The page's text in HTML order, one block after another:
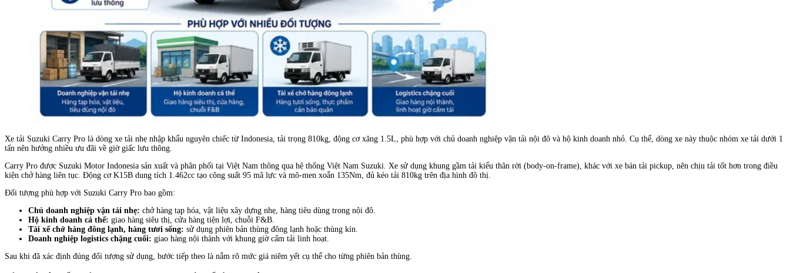
Xe tải Suzuki Carry Pro là dòng xe tải nhẹ nhập khẩu nguyên chiếc từ Indonesia, tải trọng 810kg, động cơ xăng 1.5L, phù hợp với chủ doanh nghiệp vận tải nội đô và hộ kinh doanh nhỏ. Cụ thể, dòng xe này thuộc nhóm xe tải dưới 1
tấn nên hưởng nhiều ưu đãi về giờ giấc lưu thông.
Carry Pro được Suzuki Motor Indonesia sản xuất và phân phối tại Việt Nam thông qua hệ thống Việt Nam Suzuki. Xe sử dụng khung gầm tải kiểu thân rời (body-on-frame), khác với xe bán tải pickup, nên chịu tải tốt hơn trong điều
kiện chở hàng liên tục. Động cơ K15B dung tích 1.462cc tạo công suất 95 mã lực và mô-men xoắn 135Nm, đủ kéo tải 810kg trên địa hình đô thị.
Đối tượng phù hợp với Suzuki Carry Pro bao gồm:
Chủ doanh nghiệp vận tải nhẹ: chở hàng tạp hóa, vật liệu xây dựng nhẹ, hàng tiêu dùng trong nội đô.
Hộ kinh doanh cá thể: giao hàng siêu thị, cửa hàng tiện lợi, chuỗi F&B.
Tài xế chở hàng đông lạnh, hàng tươi sống: sử dụng phiên bản thùng đông lạnh hoặc thùng kín.
Doanh nghiệp logistics chặng cuối: giao hàng nội thành với khung giờ cấm tải linh hoạt.
Sau khi đã xác định đúng đối tượng sử dụng, bước tiếp theo là nắm rõ mức giá niêm yết cụ thể cho từng phiên bản thùng.